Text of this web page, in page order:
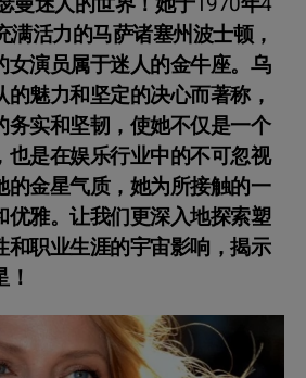
满活力的马萨诸塞州波士顿，
女演员属于迷人的金牛座。乌
魅力和坚定的决心而著称，
务实和坚韧，使她不仅是一个
也是在娱乐行业中的不可忽视
的金星气质，她为所接触的一
优雅。让我们更深入地探索塑
和职业生涯的宇宙影响，揭示